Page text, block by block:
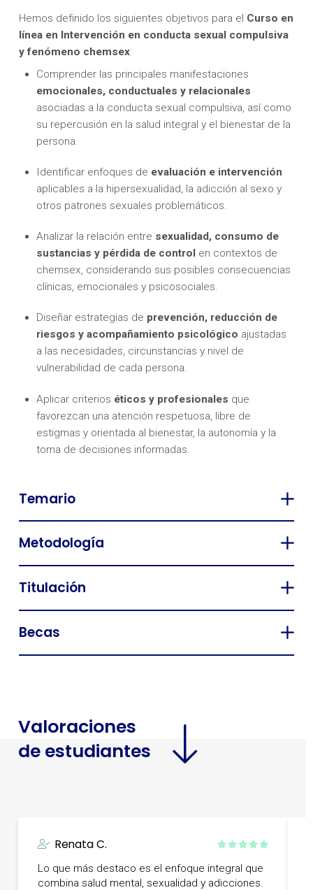
Hemos definido los siguientes objetivos para el Curso en
línea en Intervención en conducta sexual compulsiva
y fenómeno chemsex:
Comprender las principales manifestaciones
emocionales, conductuales y relacionales
asociadas a la conducta sexual compulsiva, así como
su repercusión en la salud integral y el bienestar de la
persona.
Identificar enfoques de evaluación e intervención
aplicables a la hipersexualidad, la adicción al sexo y
otros patrones sexuales problemáticos.
Analizar la relación entre sexualidad, consumo de
sustancias y pérdida de control en contextos de
chemsex, considerando sus posibles consecuencias
clínicas, emocionales y psicosociales.
Diseñar estrategias de prevención, reducción de
riesgos y acompañamiento psicológico ajustadas
a las necesidades, circunstancias y nivel de
vulnerabilidad de cada persona.
Aplicar criterios éticos y profesionales que
favorezcan una atención respetuosa, libre de
estigmas y orientada al bienestar, la autonomía y la
toma de decisiones informadas.
Temario
Metodología
Titulación
Becas
Valoraciones
de estudiantes
Renata C.
Lo que más destaco es el enfoque integral que
combina salud mental, sexualidad y adicciones.